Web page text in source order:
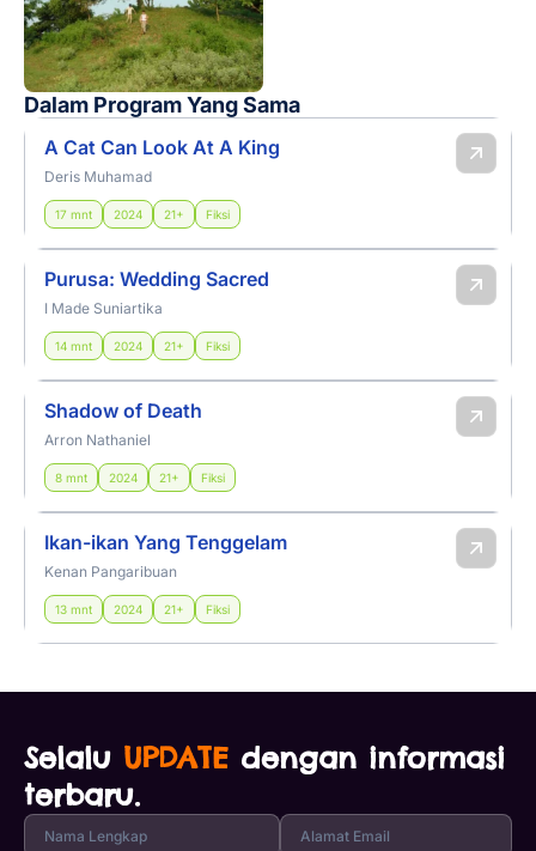
Dalam Program Yang Sama
A Cat Can Look At A King
Deris Muhamad
17 mnt 2024 21+ Fiksi
Purusa: Wedding Sacred
I Made Suniartika
14 mnt 2024 21+ Fiksi
Shadow of Death
Arron Nathaniel
8 mnt 2024 21+ Fiksi
Ikan-ikan Yang Tenggelam
Kenan Pangaribuan
13 mnt 2024 21+ Fiksi
Selalu UPDATE dengan informasi
terbaru.